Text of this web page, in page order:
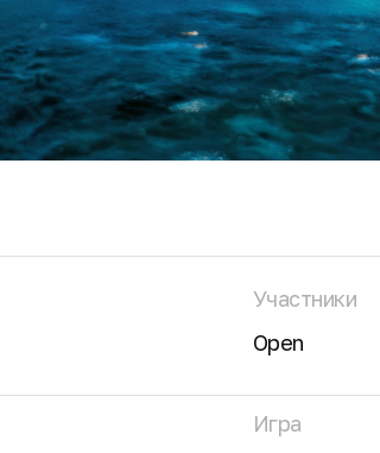
Участники
Оpen
Игра